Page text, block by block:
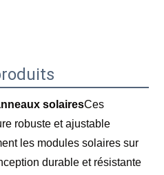
solairesCes
robuste et ajustable
les modules solaires sur
durable et résistante